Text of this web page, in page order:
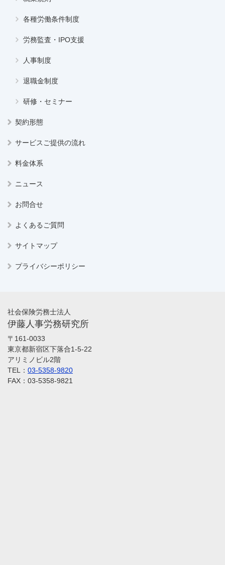
各種労働条件制度
労務監査・IPO支援
人事制度
退職金制度
研修・セミナー
契約形態
サービスご提供の流れ
料金体系
ニュース
お問合せ
よくあるご質問
サイトマップ
プライバシーポリシー
社会保険労務士法人
伊藤人事労務研究所
〒161-0033
東京都新宿区下落合1-5-22
アリミノビル2階
TEL： 03-5358-9820
FAX：03-5358-9821